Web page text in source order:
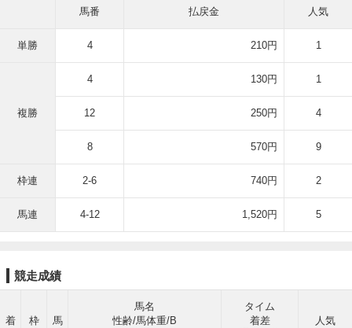
馬番 払戻金 人気
単勝 4 210円 1
複勝
4 130円 1
12 250円 4
8 570円 9
枠連 2-6 740円 2
馬連 4-12 1,520円 5
競走成績
着
枠
馬
馬名
性齢/馬体重/B
タイム
着差
人気